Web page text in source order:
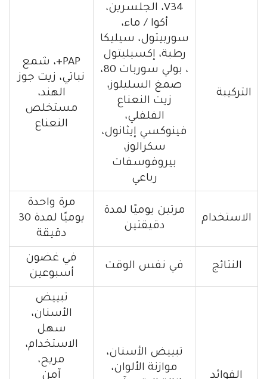
التركيبة
V34، الجلسرين،
أكوا / ماء،
سوربيتول، سيليكا
رطبة، إكسيليتول
، بولي سوربات 80،
صمغ السليلوز،
زيت النعناع
الفلفلي،
فينوكسي إيثانول،
سكرالوز،
بيروفوسفات
رباعي
PAP+، شمع
نباتي، زيت جوز
الهند،
مستخلص
النعناع
الاستخدام
مرتين يوميًا لمدة
دقيقتين
مرة واحدة
يوميًا لمدة 30
دقيقة
النتائج في نفس الوقت
في غضون
أسبوعين
الفوائد
تبييض الأسنان،
موازنة الألوان،
تبييض
الأسنان،
سهل
الاستخدام،
مريح،
آمن